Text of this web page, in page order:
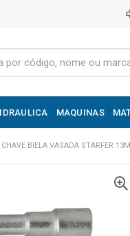
MAQUINAS
CHAVE BIELA VASADA STARFER